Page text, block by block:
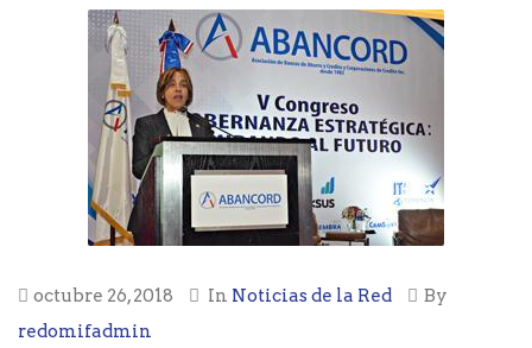
octubre 26, 2018 In Noticias de la Red
By
redomifadmin